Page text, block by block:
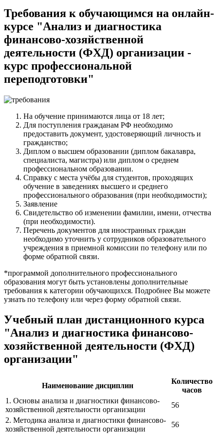
Требования к обучающимся на онлайн-
курсе "Анализ и диагностика
финансово-хозяйственной
деятельности (ФХД) организации -
курс профессиональной
переподготовки"
На обучение принимаются лица от 18 лет;
Для поступления гражданам РФ необходимо
предоставить документ, удостоверяющий личность и
гражданство;
Диплом о высшем образовании (диплом бакалавра,
специалиста, магистра) или диплом о среднем
профессиональном образовании.
Справку с места учёбы для студентов, проходящих
обучение в заведениях высшего и среднего
профессионального образования (при необходимости);
Заявление
Свидетельство об изменении фамилии, имени, отчества
(при необходимости).
Перечень документов для иностранных граждан
необходимо уточнить у сотрудников образовательного
учреждения в приемной комиссии по телефону или по
форме обратной связи.
*программой дополнительного профессионального
образования могут быть установлены дополнительные
требования к категории обучающихся. Подробнее Вы можете
узнать по телефону или через форму обратной связи.
Учебный план дистанционного курса
"Анализ и диагностика финансово-
хозяйственной деятельности (ФХД)
организации"
Наименование дисциплин
Количество
часов
1. Основы анализа и диагностики финансово-
хозяйственной деятельности организации
56
2. Методика анализа и диагностики финансово-
хозяйственной деятельности организации
56